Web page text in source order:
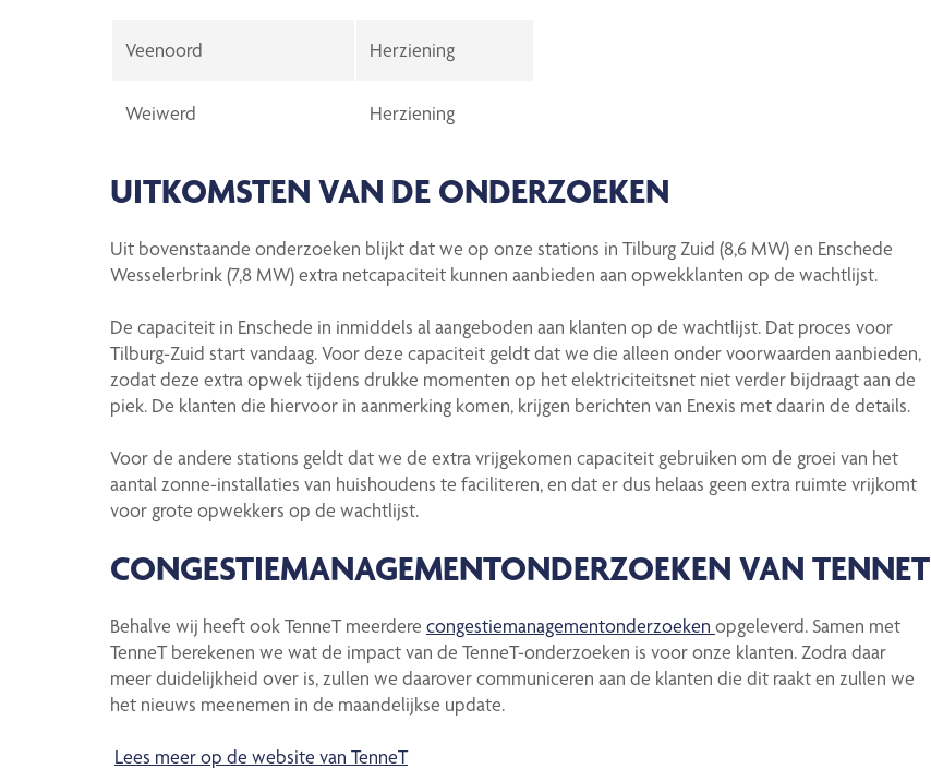
Veenoord Herziening
Weiwerd Herziening
UITKOMSTEN VAN DE ONDERZOEKEN
Uit bovenstaande onderzoeken blijkt dat we op onze stations in Tilburg Zuid (8,6 MW) en Enschede
Wesselerbrink (7,8 MW) extra netcapaciteit kunnen aanbieden aan opwekklanten op de wachtlijst.
De capaciteit in Enschede in inmiddels al aangeboden aan klanten op de wachtlijst. Dat proces voor
Tilburg-Zuid start vandaag. Voor deze capaciteit geldt dat we die alleen onder voorwaarden aanbieden,
zodat deze extra opwek tijdens drukke momenten op het elektriciteitsnet niet verder bijdraagt aan de
piek. De klanten die hiervoor in aanmerking komen, krijgen berichten van Enexis met daarin de details.
Voor de andere stations geldt dat we de extra vrijgekomen capaciteit gebruiken om de groei van het
aantal zonne-installaties van huishoudens te faciliteren, en dat er dus helaas geen extra ruimte vrijkomt
voor grote opwekkers op de wachtlijst.
CONGESTIEMANAGEMENTONDERZOEKEN VAN TENNET
Behalve wij heeft ook TenneT meerdere congestiemanagementonderzoeken opgeleverd. Samen met
TenneT berekenen we wat de impact van de TenneT-onderzoeken is voor onze klanten. Zodra daar
meer duidelijkheid over is, zullen we daarover communiceren aan de klanten die dit raakt en zullen we
het nieuws meenemen in de maandelijkse update.
Lees meer op de website van TenneT